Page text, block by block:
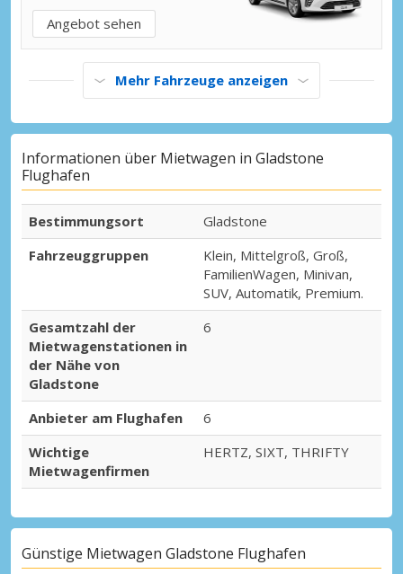
Angebot sehen
Mehr Fahrzeuge anzeigen
Informationen über Mietwagen in Gladstone
Flughafen
Bestimmungsort
Gladstone
Fahrzeuggruppen
Klein, Mittelgroß, Groß,
FamilienWagen, Minivan,
SUV, Automatik, Premium.
Gesamtzahl der
Mietwagenstationen in
der Nähe von
Gladstone
6
Anbieter am Flughafen
6
Wichtige
Mietwagenfirmen
HERTZ, SIXT, THRIFTY
Günstige Mietwagen Gladstone Flughafen